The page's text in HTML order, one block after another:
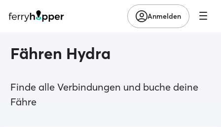
Anmelden
Fähren Hydra
Finde alle Verbindungen und buche deine
Fähre